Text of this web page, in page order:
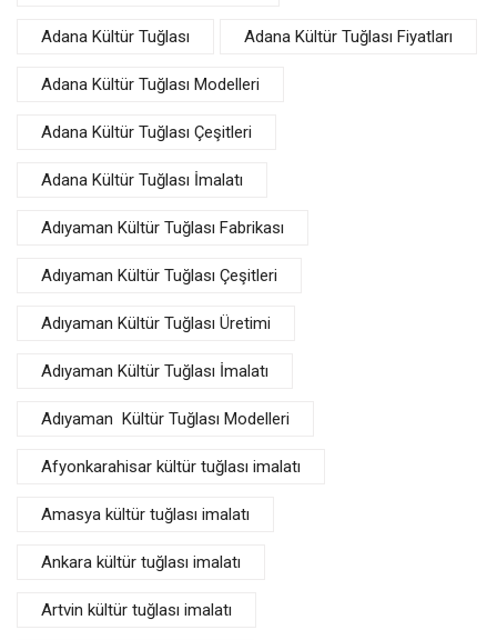
Adana Kültür Tuğlası Adana Kültür Tuğlası Fiyatları
Adana Kültür Tuğlası Modelleri
Adana Kültür Tuğlası Çeşitleri
Adana Kültür Tuğlası İmalatı
Adıyaman Kültür Tuğlası Fabrikası
Adıyaman Kültür Tuğlası Çeşitleri
Adıyaman Kültür Tuğlası Üretimi
Adıyaman Kültür Tuğlası İmalatı
Adıyaman Kültür Tuğlası Modelleri
Afyonkarahisar kültür tuğlası imalatı
Amasya kültür tuğlası imalatı
Ankara kültür tuğlası imalatı
Artvin kültür tuğlası imalatı